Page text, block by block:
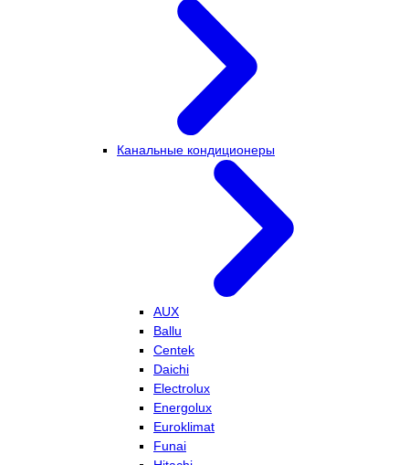
Канальные кондиционеры
AUX
Ballu
Centek
Daichi
Electrolux
Energolux
Euroklimat
Funai